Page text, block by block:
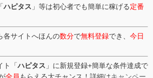
ハピタス 」等は初心者でも簡単に稼げる定番
各サイトへほんの数分で無料登録でき、 今日
ト「ハピタス 」に新規登録+簡単な条件達成で
全員 もらえる大チャンス！詳細はキャンペー